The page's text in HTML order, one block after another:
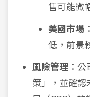
售可能微
美國市場
低，前景
風險管理 ：
策」，並確認